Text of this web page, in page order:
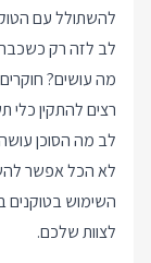
להשתולל עם
לב לזה רק
מה עושים?
רצים להתקין
לב מה הסוכן
לא הכל אפשר
השימוש בטוקנים
לצוות שלכם.